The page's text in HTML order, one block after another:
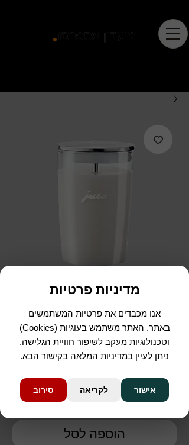
מיכל חלב מזכוכית
מחיר
הוספה לסל
מדיניות פרטיות
אנו מכבדים את פרטיות המשתמשים
באתר. האתר משתמש בעוגיות (Cookies)
וטכנולוגיות מעקב לשיפור חוויית הגלישה.
ניתן לעיין במדיניות המלאה בקישור הבא.
אישור לקריאה סירוב